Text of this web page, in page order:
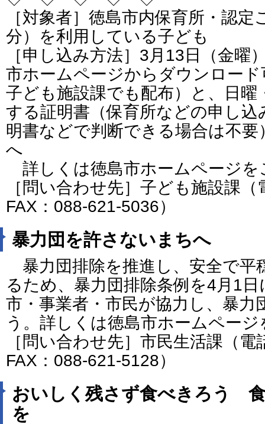
［対象者］徳島市内保育所・認
分）を利用している子ども
［申し込み方法］3月13日（金曜
市ホームページからダウンロー
子ども施設課でも配布）と、日曜
する証明書（保育所などの申し
明書などで判断できる場合は不
へ
詳しくは徳島市ホームページを
［問い合わせ先］子ども施設課
FAX：088-621-5036）
暴力団を許さないまちへ
暴力団排除を推進し、安全で平
るため、暴力団排除条例を4月1
市・事業者・市民が協力し、暴力
う。詳しくは徳島市ホームペー
［問い合わせ先］市民生活課（
FAX：088-621-5128）
おいしく残さず食べきろう
を